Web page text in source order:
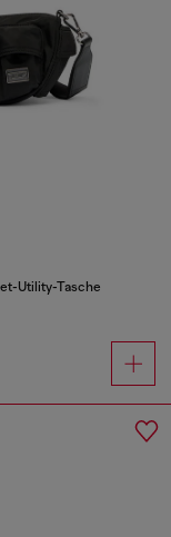
Utility-Tasche